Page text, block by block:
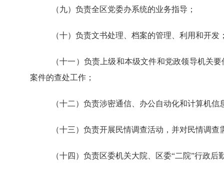
（九）负责全区党委办系统的业务指导；
（十）负责文书处理、档案的管理、利用和开发
（十一）负责上级和本级文件和党政领导机关
案件的查处工作；
（十二）负责涉密通信、办公自动化和计算机
（十三）负责开展民情调查活动，并对民情调
（十四）负责区委机关大院、区委“二院”行政